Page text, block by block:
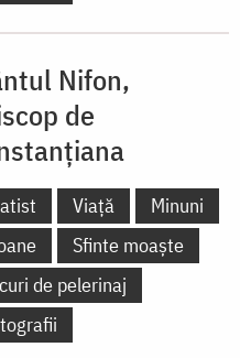
Nifon,
de
Viață
Minuni
Sfinte moaște
de pelerinaj